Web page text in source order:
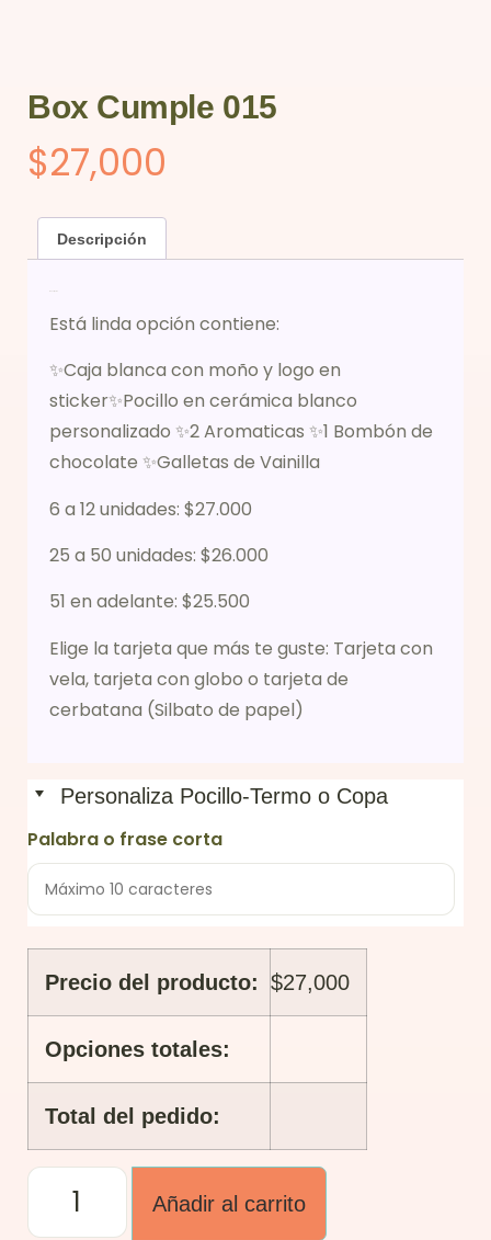
Box Cumple 015
$27,000
Descripción
Está linda opción contiene:
✨Caja blanca con moño y logo en
sticker✨Pocillo en cerámica blanco
personalizado ✨2 Aromaticas ✨1 Bombón de
chocolate ✨Galletas de Vainilla
6 a 12 unidades: $27.000
25 a 50 unidades: $26.000
51 en adelante: $25.500
Elige la tarjeta que más te guste: Tarjeta con
vela, tarjeta con globo o tarjeta de
cerbatana (Silbato de papel)
Personaliza Pocillo-Termo o Copa
Palabra o frase corta
Precio del producto: $27,000
Opciones totales:
Total del pedido:
Añadir al carrito